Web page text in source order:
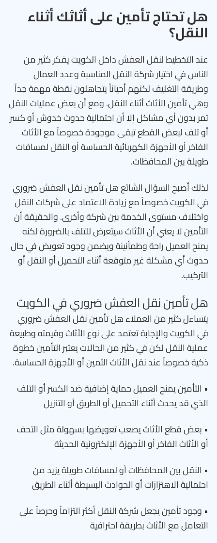
هل تحتاج تأمين على أثاثك أثناء
النقل؟
عند التخطيط لنقل العفش داخل الكويت يفكر كثير من
الناس في اختيار شركة النقل المناسبة وعدد العمال
وطريقة التغليف لكنهم أحياناً يتجاهلون نقطة مهمة جداً
وهي تأمين الأثاث أثناء النقل. ومع أن بعض عمليات النقل
تمر بدون أي مشاكل إلا أن احتمالية حدوث خدوش أو كسر
أو تلف لبعض القطع تبقى موجودة خصوصاً مع الأثاث
الفاخر أو الأجهزة الكهربائية الحساسة أو النقل لمسافات
طويلة بين المحافظات.
لذلك أصبح السؤال الشائع هل تأمين نقل العفش ضروري
في الكويت خصوصاً مع زيادة الاعتماد على شركات النقل
واختلاف مستوى الخدمة بين شركة وأخرى. والحقيقة أن
التأمين لا يعني أن الأثاث سيتعرض للتلف بالضرورة لكنه
يمنح العميل راحة وطمأنينة ويضمن وجود تعويض في حال
حدوث أي مشكلة غير متوقعة أثناء التحميل أو النقل أو
التركيب.
هل تأمين نقل العفش ضروري في الكويت
يتساءل كثير من العملاء هل تأمين نقل العفش ضروري
في الكويت والإجابة تعتمد على نوع الأثاث وقيمته وطبيعة
عملية النقل لكن في كثير من الحالات يعتبر التأمين خطوة
ذكية خصوصاً عند نقل الأثاث الثمين أو الأجهزة الحساسة.
• التأمين يمنح العميل حماية إضافية ضد الكسر أو التلف
الذي قد يحدث أثناء التحميل أو الطريق أو التنزيل
• بعض قطع الأثاث يصعب تعويضها بسهولة مثل التحف
أو الأثاث الفاخر أو الأجهزة الإلكترونية الحديثة
• النقل بين المحافظات أو لمسافات طويلة يزيد من
احتمالية الاهتزازات أو الحوادث البسيطة أثناء الطريق
• وجود تأمين يجعل شركة النقل أكثر التزاماً وحرصاً على
التعامل مع الأثاث بطريقة احترافية